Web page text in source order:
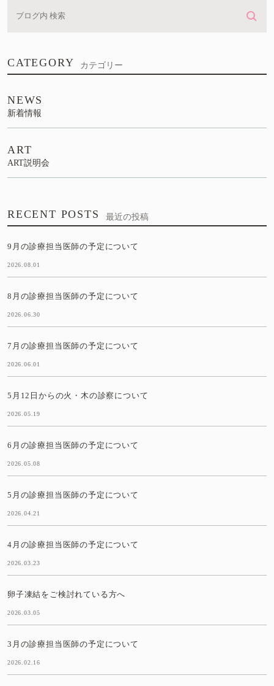
CATEGORY カテゴリー
NEWS
新着情報
ART
ART説明会
RECENT POSTS 最近の投稿
9月の診療担当医師の予定について
2026.08.01
8月の診療担当医師の予定について
2026.06.30
7月の診療担当医師の予定について
2026.06.01
5月12日からの火・木の診察について
2026.05.19
6月の診療担当医師の予定について
2026.05.08
5月の診療担当医師の予定について
2026.04.21
4月の診療担当医師の予定について
2026.03.23
卵子凍結をご検討れている方へ
2026.03.05
3月の診療担当医師の予定について
2026.02.16